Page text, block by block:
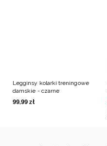
Legginsy kolarki treningowe
damskie - czarne
99,99 zł